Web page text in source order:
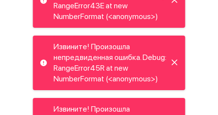
RangeError43E at new
NumberFormat (<anonymous>)
Извините! Произошла
непредвиденная ошибка. Debug:
RangeError45R at new
NumberFormat (<anonymous>)
Извините! Произошла